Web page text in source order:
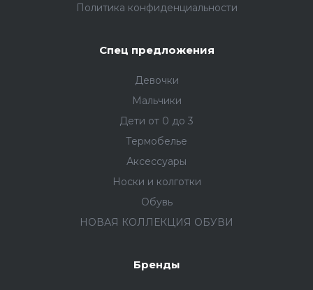
Политика конфиденциальности
Спец предложения
Девочки
Мальчики
Дети от 0 до 3
Термобелье
Аксессуары
Носки и колготки
Обувь
НОВАЯ КОЛЛЕКЦИЯ ОБУВИ
Бренды